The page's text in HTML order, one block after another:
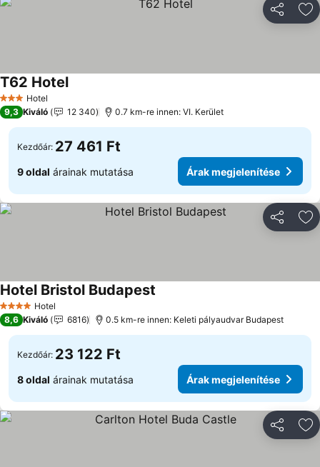
3 Kategória
Hotel
T62 Hotel
9,3 Kiváló 12 340 0.7 km-re innen: VI. Kerület
Kezdőár: 27 461 Ft
9 oldal árainak mutatása Árak megjelenítése
4 KategóriaHotel
Hotel Bristol Budapest
8,6 Kiváló 6816 0.5 km-re innen: Keleti pályaudvar Budapest
Kezdőár: 23 122 Ft
8 oldal árainak mutatása Árak megjelenítése